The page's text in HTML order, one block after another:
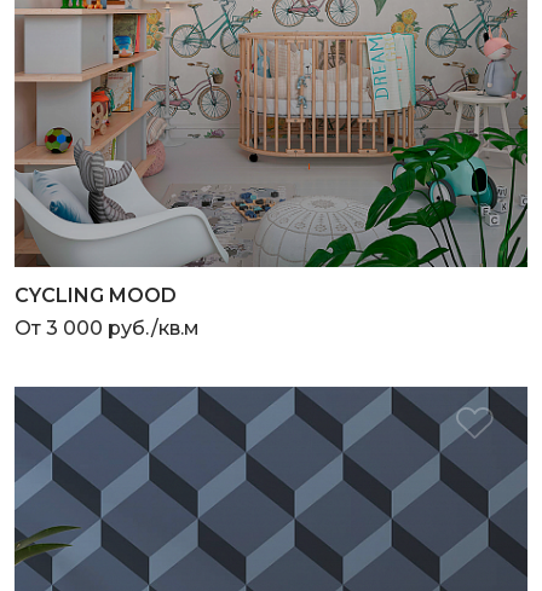
CYCLING MOOD
От 3 000 руб./кв.м